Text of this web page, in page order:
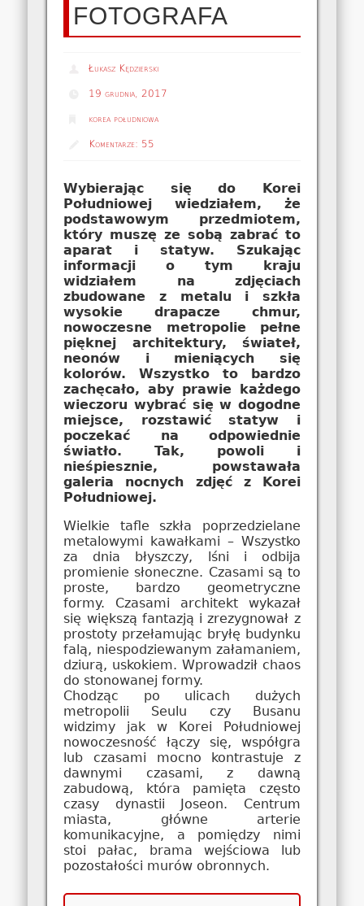
FOTOGRAFA
Łukasz Kędzierski
19 grudnia, 2017
korea południowa
Komentarze: 55
Wybierając się do Korei
Południowej wiedziałem, że
podstawowym przedmiotem,
który muszę ze sobą zabrać to
aparat i statyw. Szukając
informacji o tym kraju
widziałem na zdjęciach
zbudowane z metalu i szkła
wysokie drapacze chmur,
nowoczesne metropolie pełne
pięknej architektury, świateł,
neonów i mieniących się
kolorów. Wszystko to bardzo
zachęcało, aby prawie każdego
wieczoru wybrać się w dogodne
miejsce, rozstawić statyw i
poczekać na odpowiednie
światło. Tak, powoli i
nieśpiesznie, powstawała
galeria nocnych zdjęć z Korei
Południowej.
Wielkie tafle szkła poprzedzielane
metalowymi kawałkami – Wszystko
za dnia błyszczy, lśni i odbija
promienie słoneczne. Czasami są to
proste, bardzo geometryczne
formy. Czasami architekt wykazał
się większą fantazją i zrezygnował z
prostoty przełamując bryłę budynku
falą, niespodziewanym załamaniem,
dziurą, uskokiem. Wprowadził chaos
do stonowanej formy.
Chodząc po ulicach dużych
metropolii Seulu czy Busanu
widzimy jak w Korei Południowej
nowoczesność łączy się, współgra
lub czasami mocno kontrastuje z
dawnymi czasami, z dawną
zabudową, która pamięta często
czasy dynastii Joseon. Centrum
miasta, główne arterie
komunikacyjne, a pomiędzy nimi
stoi pałac, brama wejściowa lub
pozostałości murów obronnych.